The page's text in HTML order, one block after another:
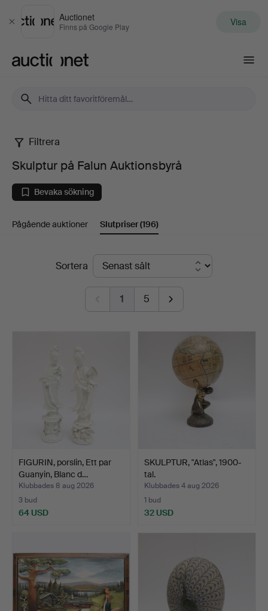
Stäng
Auctionet
Finns på Google Play Visa
Skulptur
på
Falun
Auktionsbyrå
Filtrera
Skulptur på Falun Auktionsbyrå
Bevaka sökning
Pågående auktioner Slutpriser(196)
SlutpriserSortera
1 5
FIGURIN, porslin, Ett par
Guanyin, Blanc d…
Klubbades 8 aug 2026
3 bud
64 USD
SKULPTUR, "Atlas", 1900-
tal.
Klubbades 4 aug 2026
1 bud
32 USD